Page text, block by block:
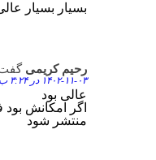
بسیار بسیار
رحیم کریمی
۱۴۰۲-۱۱-۰۳ در ۳:۲۴ ب٫ظ
عالی بود
اگر امکانش
منتشر شود